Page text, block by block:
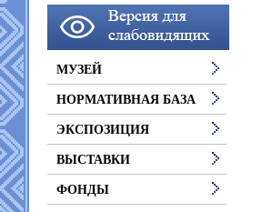
МУЗЕЙ
НОРМАТИВНАЯ БАЗА
ЭКСПОЗИЦИЯ
ВЫСТАВКИ
ФОНДЫ